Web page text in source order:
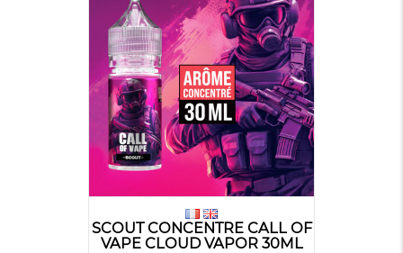
SCOUT CONCENTRE CALL OF
VAPE CLOUD VAPOR 30ML